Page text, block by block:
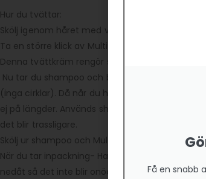
Hur du tvättar:
Skölj igenom håret med vatten
Ta en större klick av Multi Treat och ”mjölka”
Denna tvättkräm rengör skonsamt hårstråna
Nu tar du shampoo och börjar massera in det
(inga cirklar). Då når du hårbotten och all
ej på längder. Används shampoo på
det blir trassligare.
Skölj ur shampoo och Multi Treat.
När du tar inpackning- Handdukstorka håret
nedåt så det inte blir onödigt trassel. Låt sitta
Få en snabb